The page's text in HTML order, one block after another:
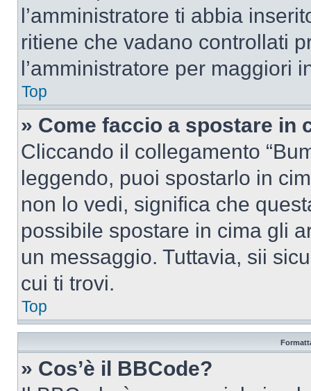
l’amministratore ti abbia
ritiene che vadano controllati
l’amministratore per maggiori
Top
» Come faccio a spostare in
Cliccando il collegamento
leggendo, puoi spostarlo in
non lo vedi, significa che
possibile spostare in cima gli
un messaggio. Tuttavia, sii
cui ti trovi.
Top
» Cos’è il BBCode?